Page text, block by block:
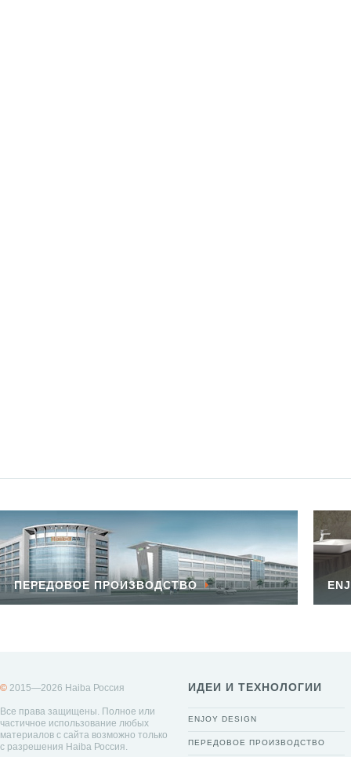
ПЕРЕДОВОЕ ПРОИЗВОДСТВО
© 2015—2026 Haiba Россия
Все права защищены. Полное или
частичное использование любых
материалов с сайта возможно только
с разрешения Haiba Россия.
ИДЕИ И ТЕХНОЛОГИИ
ENJOY DESIGN
ПЕРЕДОВОЕ ПРОИЗВОДСТВО